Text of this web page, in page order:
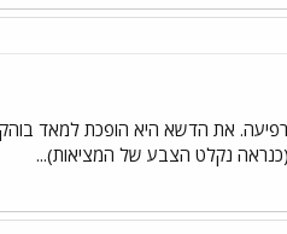
את הדשא היא הופכת למאד
נקלט הצבע של המציאות)...